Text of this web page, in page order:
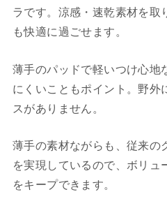
ラです。涼感・速乾素材を取
も快適に過ごせます。
薄手のパッドで軽いつけ心地
にくいこともポイント。野外
スがありません。
薄手の素材ながらも、従来の
を実現しているので、ボリュ
をキープできます。